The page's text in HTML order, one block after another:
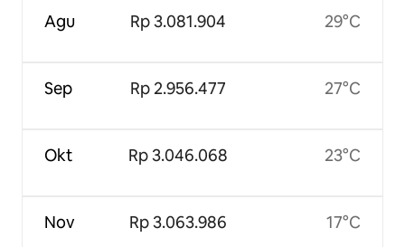
Agu
Sep
Okt
Nov
Rp 3.081.904
Rp 2.956.477
Rp 3.046.068
Rp 3.063.986
29°C
27°C
23°C
17°C